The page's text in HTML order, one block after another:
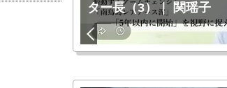
ター長（3）｜ 関瑶子